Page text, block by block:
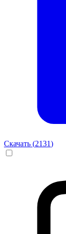
Скачать (2131)